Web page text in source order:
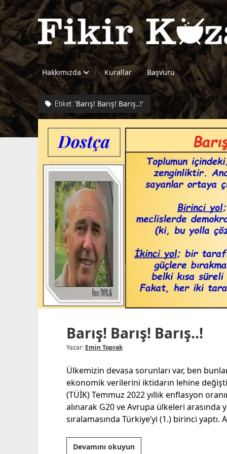
Fikir
Kazanı
Hakkımızda Kurallar Başvuru
Etiket: 'Barış! Barış! Barış..!'
Barış! Barış! Barış..!
Yazar: Emin Toprak
Ülkemizin devasa sorunları var, ben
ekonomik verilerini iktidarın lehine
(TÜİK) Temmuz 2022 yıllık enflasyon
alınarak G20 ve Avrupa ülkeleri arasında
sıralamasında Türkiye’yi (1.) birinci yaptı.
Devamını okuyunBarış!